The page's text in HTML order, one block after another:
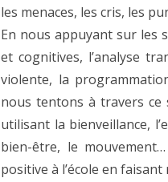
les menaces, les cris, les
En nous appuyant sur les
et cognitives, l’analyse
violente, la
nous tentons à travers ce
utilisant la bienveillance,
bien-être, le
positive à l’école en